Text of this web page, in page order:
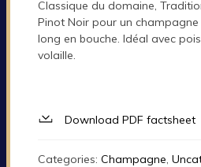
Classique du domaine,
Pinot Noir pour un
long en bouche. Idéal avec
volaille.
Download PDF factsheet
Categories: Champagne